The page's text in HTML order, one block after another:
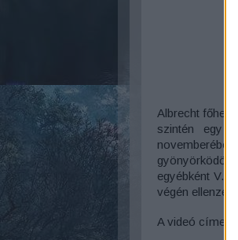
Albrecht
szintén egy
egyébként V.
végén
A videó címe: